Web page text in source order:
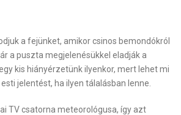
a fejünket, amikor csinos bemondókról
a puszta megjelenésükkel eladják a
kis hiányérzetünk ilyenkor, mert lehet mi
jelentést, ha ilyen tálalásban lenne.
TV csatorna meteorológusa, így azt